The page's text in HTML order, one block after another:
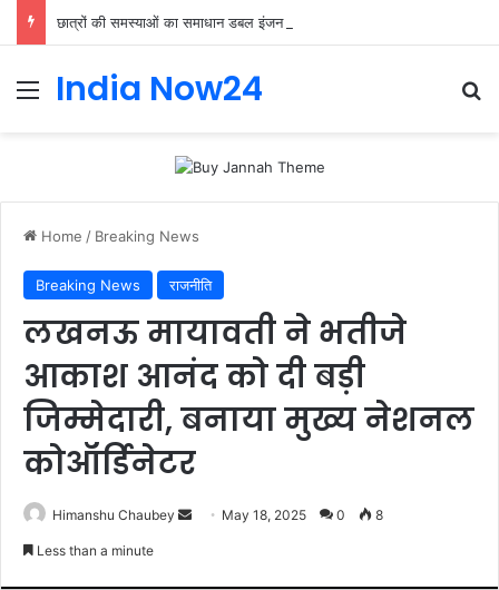
India Now24
Home / Breaking News
Breaking News राजनीति
लखनऊ मायावती ने भतीजे
आकाश आनंद को दी बड़ी
जिम्मेदारी, बनाया मुख्य नेशनल
कोऑर्डिनेटर
Himanshu Chaubey May 18, 2025 0 8
Less than a minute